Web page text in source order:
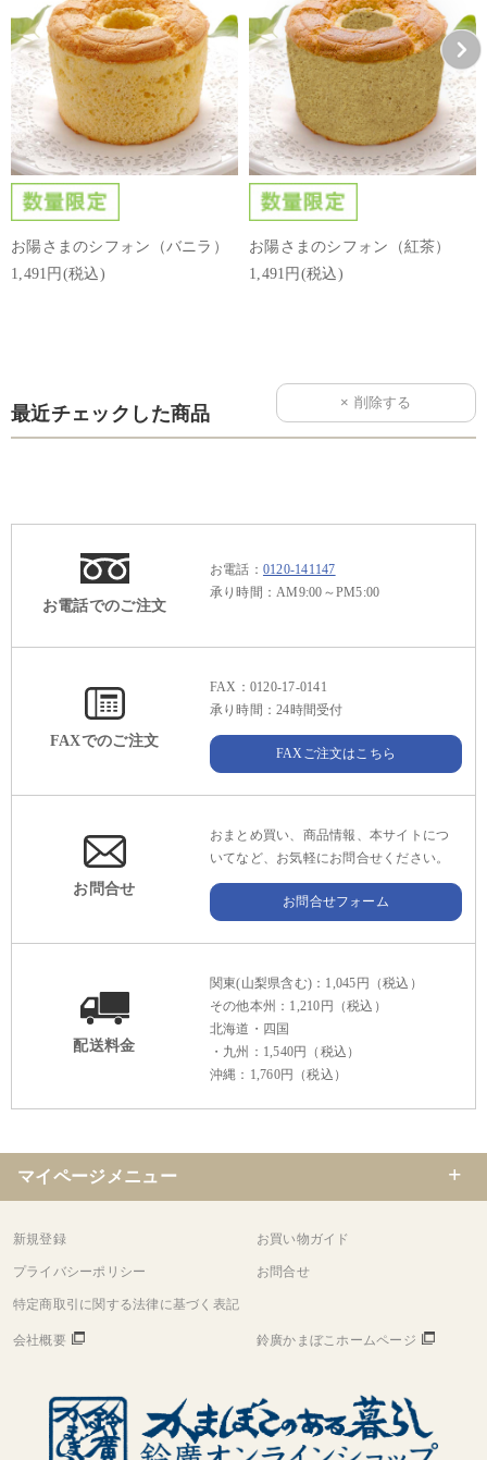
お陽さまのシフォン（バニラ）
1,491円(税込)
お陽さまのシフォン（紅茶）
1,491円(税込)
最近チェックした商品
お電話でのご注文
お電話： 0120-141147
承り時間：AM9:00～PM5:00
FAXでのご注文
FAX：0120-17-0141
承り時間：24時間受付
FAXご注文はこちら
お問合せ
おまとめ買い、商品情報、本サイトにつ
いてなど、お気軽にお問合せください。
お問合せフォーム
配送料金
関東(山梨県含む)：1,045円（税込）
その他本州：1,210円（税込）
北海道・四国
・九州：1,540円（税込）
沖縄：1,760円（税込）
マイページメニュー
新規登録 お買い物ガイド
プライバシーポリシー お問合せ
特定商取引に関する法律に基づく表記
会社概要 鈴廣かまぼこホームページ